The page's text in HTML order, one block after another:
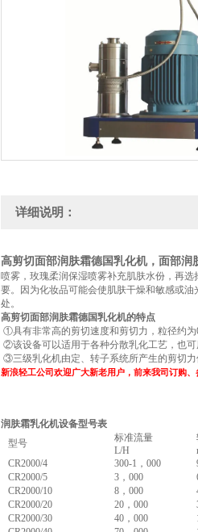
详细说明：
高剪切面部润肤霜德国乳化机，面部润
喷雾，玫瑰柔润保湿喷雾补充肌肤水份，再
要。因为化妆品可能会使肌肤干燥和敏感或油
处。
高剪切面部润肤霜德国乳化机的特点
①具有非常高的剪切速度和剪切力，粒径约为
②该设备可以适用于各种分散乳化工艺，也可
③三级乳化机由定、转子系统所产生的剪切力
新浪轻工公司欢迎广大新老用户，前来我司订购
润肤霜乳化机设备型号表
型号
标准流量
L/H
CR2000/4 300-1，000
CR2000/5 3，000
CR2000/10 8，000
CR2000/20 20，000
CR2000/30 40，000